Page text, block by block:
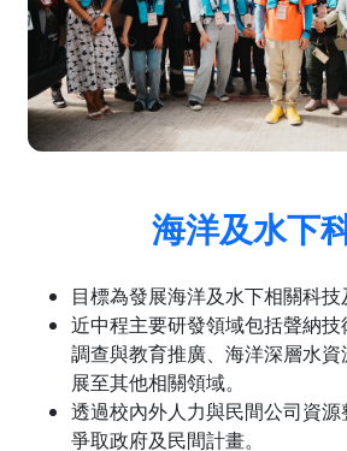
海洋及水下
目標為發展海洋及水下相關科技
近中程主要研發領域包括聲納
調查與教育推廣、海洋深層水
展至其他相關領域。
透過校內外人力與民間公司資源
爭取政府及民間計畫。